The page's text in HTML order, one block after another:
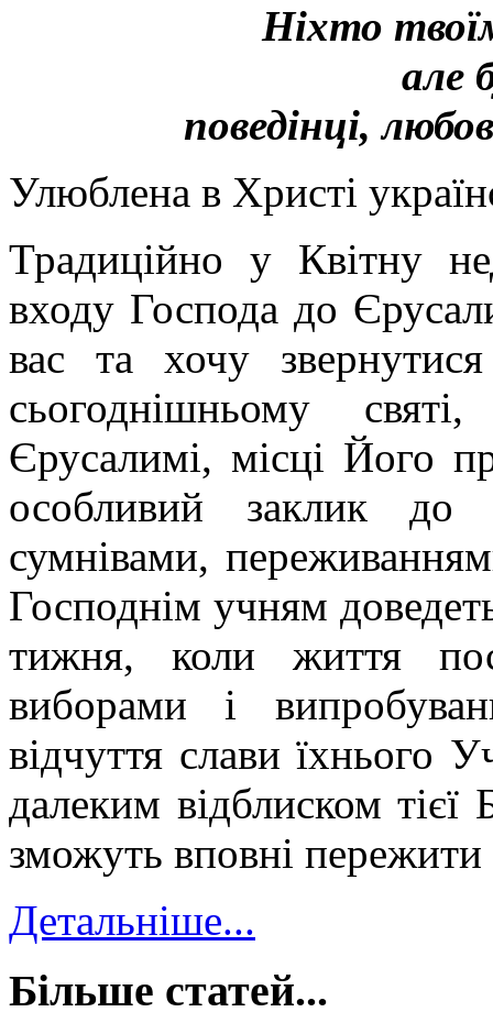
Ніхто
але
поведінці,
Улюблена в Христі
Традиційно у Квітну
входу Господа до
вас та хочу
сьогоднішньому
Єрусалимі, місці Його
особливий заклик
сумнівами,
Господнім учням
тижня, коли життя
виборами і
відчуття слави їхнього
далеким відблиском
зможуть вповні
Детальніше...
Більше статей...